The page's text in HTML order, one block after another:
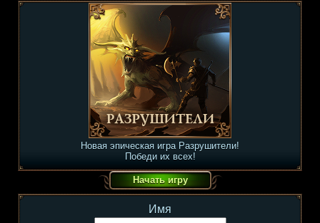
Новая эпическая игра Разрушители!
Победи их всех!
Имя